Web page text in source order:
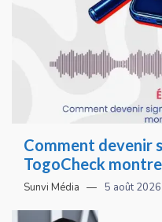
Comment devenir
TogoCheck
Sunvi Média 5 août 2026